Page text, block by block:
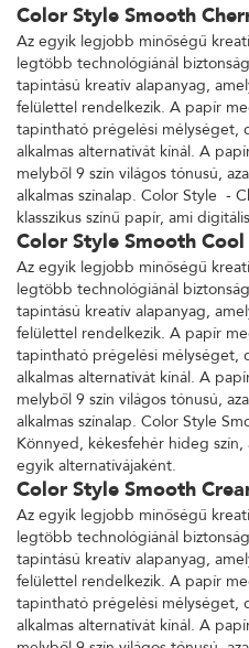
Color Style Smooth
Az egyik legjobb minőségű
legtöbb technológiánál
tapintású kreatív alapanyag,
felülettel rendelkezik. A papír
tapintható prégelési mélységet,
alkalmas alternatívát kínál. A
melyből 9 szín világos tónusú,
alkalmas színalap. Color Style -
klasszikus színű papír, ami
Color Style Smooth
Az egyik legjobb minőségű
legtöbb technológiánál
tapintású kreatív alapanyag,
felülettel rendelkezik. A papír
tapintható prégelési mélységet,
alkalmas alternatívát kínál. A
melyből 9 szín világos tónusú,
alkalmas színalap. Color Style
Könnyed, kékesfehér hideg
egyik alternatívájaként.
Color Style Smooth
Az egyik legjobb minőségű
legtöbb technológiánál
tapintású kreatív alapanyag,
felülettel rendelkezik. A papír
tapintható prégelési mélységet,
alkalmas alternatívát kínál. A